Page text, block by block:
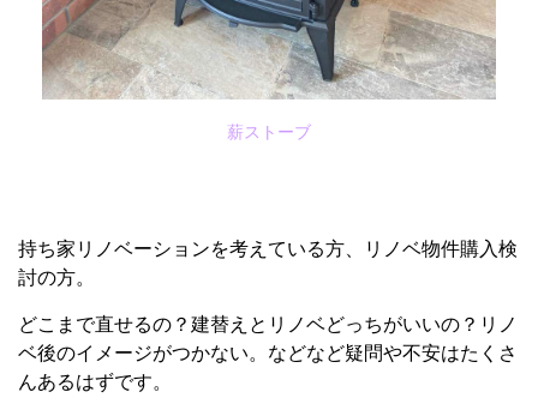
薪ストーブ
持ち家リノベーションを考えている方、リノベ物件購入検
討の方。
どこまで直せるの？建替えとリノベどっちがいいの？リノ
ベ後のイメージがつかない。などなど疑問や不安はたくさ
んあるはずです。